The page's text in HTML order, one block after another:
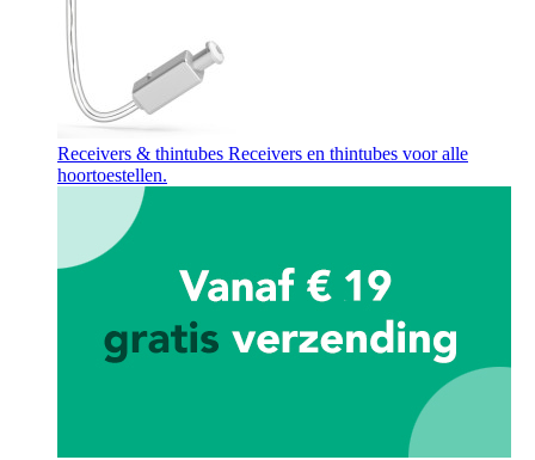
Receivers & thintubes Receivers en thintubes voor alle
hoortoestellen.